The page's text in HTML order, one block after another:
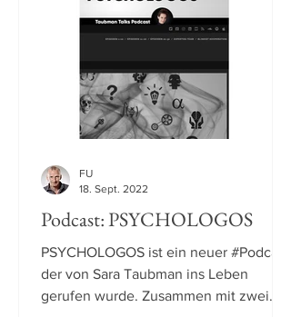
Podcast: PSYCHOLOGOS
PSYCHOLOGOS ist ein neuer #Podcast,
der von Sara Taubman ins Leben
gerufen wurde. Zusammen mit zwei
FU
18. Sept. 2022